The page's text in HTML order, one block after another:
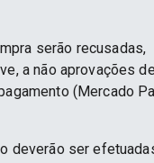
serão recusadas,
a não aprovações
(Mercado
deverão ser